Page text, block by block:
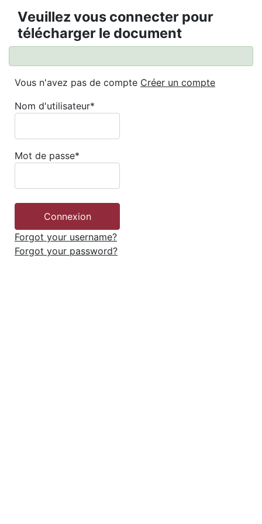
Veuillez vous connecter pour
télécharger le document
Vous n'avez pas de compte Créer un compte
Nom d'utilisateur*
Mot de passe*
Forgot your username?
Forgot your password?